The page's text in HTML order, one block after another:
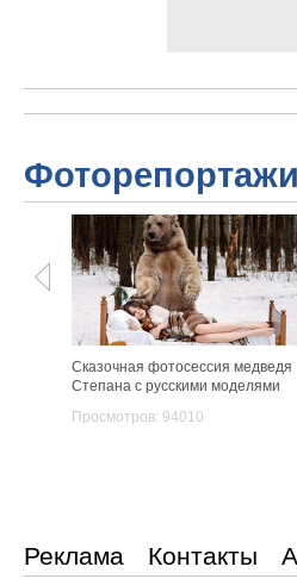
Фоторепортажи
Сказочная фотосессия медведя
Степана с русскими моделями
Просмотров: 94010
Реклама Контакты